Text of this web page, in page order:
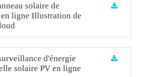
solaire de
ligne Illustration de
d'énergie
solaire PV en ligne